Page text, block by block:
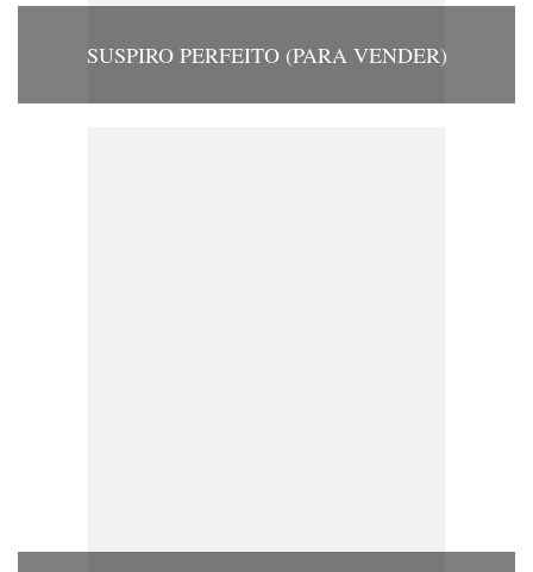
SUSPIRO PERFEITO (PARA VENDER)